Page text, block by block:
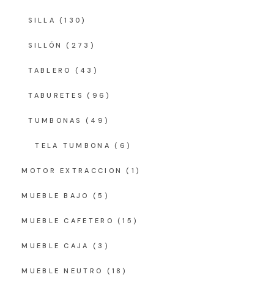
SILLA (130)
SILLÓN (273)
TABLERO (43)
TABURETES (96)
TUMBONAS (49)
TELA TUMBONA (6)
MOTOR EXTRACCION (1)
MUEBLE BAJO (5)
MUEBLE CAFETERO (15)
MUEBLE CAJA (3)
MUEBLE NEUTRO (18)